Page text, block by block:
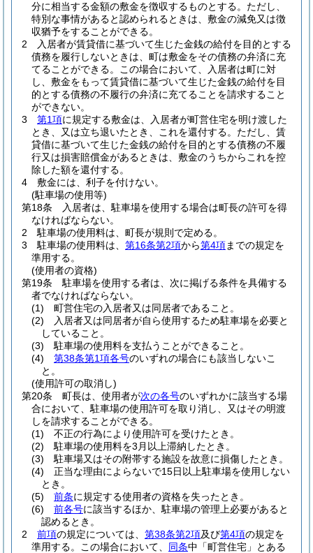
分に相当する金額の敷金を徴収するものとする。 ただし、
特別な事情があると認められるときは、敷金の減免又は徴
収猶予をすることができる。
2
入居者が賃貸借に基づいて生じた金銭の給付を目的とする
債務を履行しないときは、町は敷金をその債務の弁済に充
てることができる。
この場合において、入居者は町に対
し、敷金をもって賃貸借に基づいて生じた金銭の給付を目
的とする債務の不履行の弁済に充てることを請求すること
ができない。
3
第1項に規定する敷金は、入居者が町営住宅を明け渡した
とき、又は立ち退いたとき、これを還付する。 ただし、賃
貸借に基づいて生じた金銭の給付を目的とする債務の不履
行又は損害賠償金があるときは、敷金のうちからこれを控
除した額を還付する。
4
敷金には、利子を付けない。
(駐車場の使用等)
第18条
入居者は、駐車場を使用する場合は町長の許可を得
なければならない。
2
駐車場の使用料は、町長が規則で定める。
3
駐車場の使用料は、 第16条第2項から第4項までの規定を
準用する。
(使用者の資格)
第19条
駐車場を使用する者は、次に掲げる条件を具備する
者でなければならない。
(1)
町営住宅の入居者又は同居者であること。
(2)
入居者又は同居者が自ら使用するため駐車場を必要と
していること。
(3)
駐車場の使用料を支払うことができること。
(4)
第38条第1項各号のいずれの場合にも該当しないこ
と。
(使用許可の取消し)
第20条
町長は、使用者が次の各号のいずれかに該当する場
合において、駐車場の使用許可を取り消し、又はその明渡
しを請求することができる。
(1)
不正の行為により使用許可を受けたとき。
(2)
駐車場の使用料を3月以上滞納したとき。
(3)
駐車場又はその附帯する施設を故意に損傷したとき。
(4)
正当な理由によらないで15日以上駐車場を使用しない
とき。
(5)
前条に規定する使用者の資格を失ったとき。
(6)
前各号に該当するほか、駐車場の管理上必要があると
認めるとき。
2
前項の規定については、 第38条第2項及び第4項の規定を
準用する。
この場合において、 同条中「町営住宅」とある